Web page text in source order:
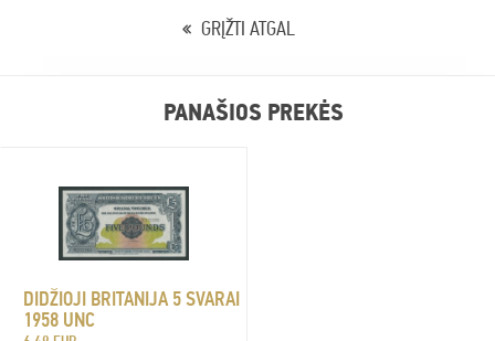
GRĮŽTI ATGAL
PANAŠIOS PREKĖS
DIDŽIOJI BRITANIJA 5 SVARAI
1958 UNC